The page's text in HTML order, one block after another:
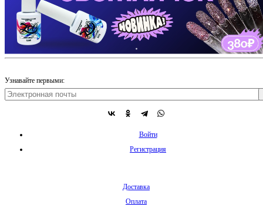
Узнавайте первыми:
Войти
Регистрация
Доставка
Оплата